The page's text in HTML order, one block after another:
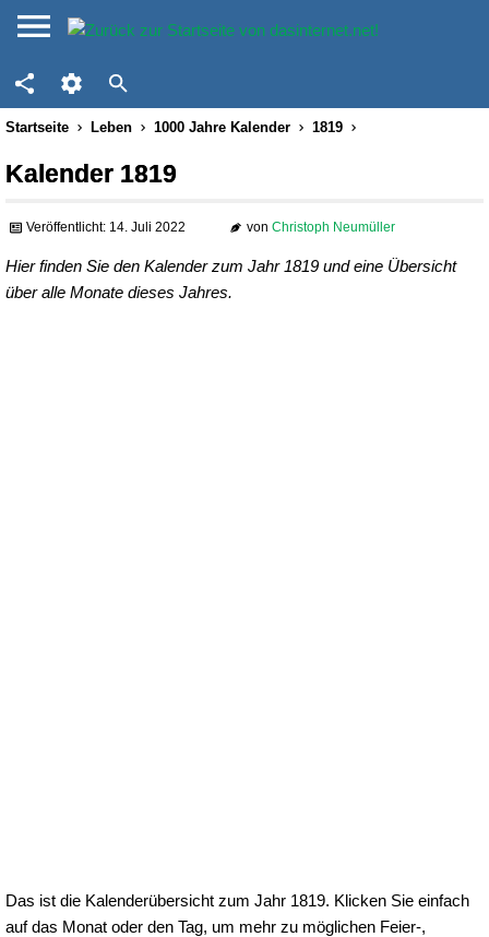
Startseite Leben 1000 Jahre Kalender 1819
Kalender 1819
Veröffentlicht: 14. Juli 2022 von Christoph Neumüller
Hier finden Sie den Kalender zum Jahr 1819 und eine Übersicht
über alle Monate dieses Jahres.
Das ist die Kalenderübersicht zum Jahr 1819. Klicken Sie einfach
auf das Monat oder den Tag, um mehr zu möglichen Feier-,